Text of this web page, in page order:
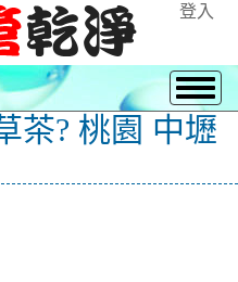
登入
茶? 桃園 中壢